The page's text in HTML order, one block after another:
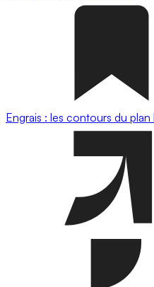
Engrais : les contours du plan